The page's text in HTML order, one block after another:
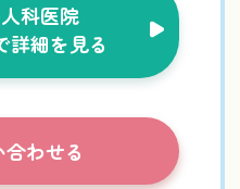
科医院
詳細を見る
わせる